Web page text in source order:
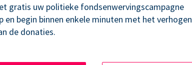
gratis uw politieke fondsenwervingscampagne
en begin binnen enkele minuten met het verhogen
de donaties.